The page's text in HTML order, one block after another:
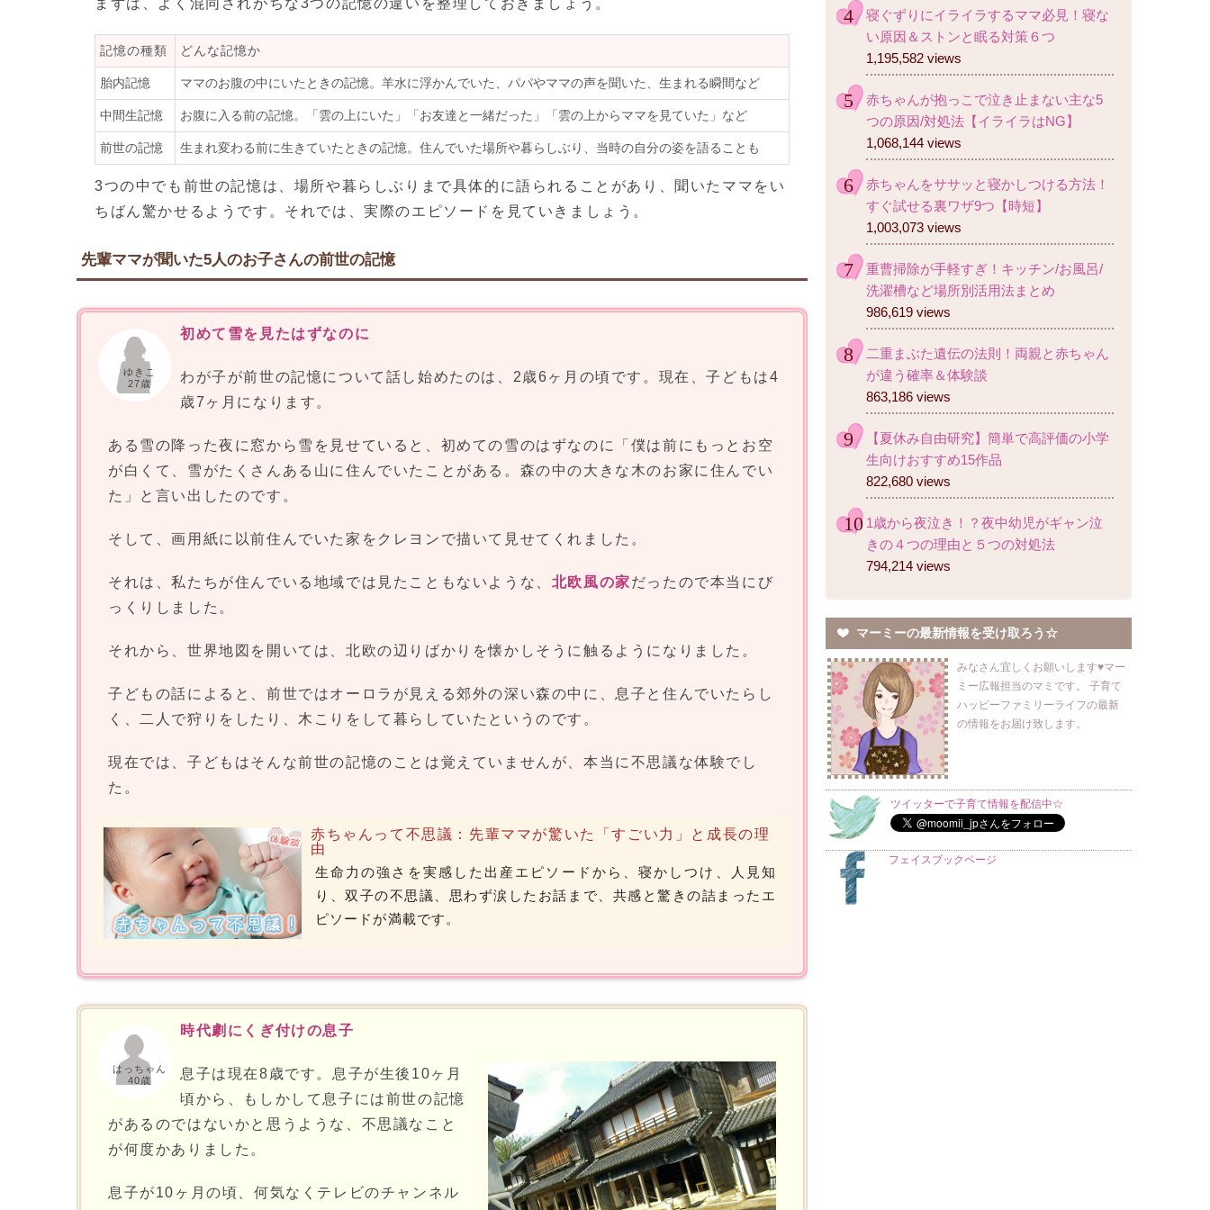
まずは、よく混同されがちな3つの記憶の違いを整理しておきましょう。
記憶の種類 どんな記憶か
胎内記憶 ママのお腹の中にいたときの記憶。羊水に浮かんでいた、パパやママの声を聞いた、生まれる瞬間など
中間生記憶 お腹に入る前の記憶。「雲の上にいた」「お友達と一緒だった」「雲の上からママを見ていた」など
前世の記憶 生まれ変わる前に生きていたときの記憶。住んでいた場所や暮らしぶり、当時の自分の姿を語ることも
3つの中でも前世の記憶は、場所や暮らしぶりまで具体的に語られることがあり、聞いたママをい
ちばん驚かせるようです。それでは、実際のエピソードを見ていきましょう。
先輩ママが聞いた5人のお子さんの前世の記憶
ゆきこ
27歳
初めて雪を見たはずなのに
わが子が前世の記憶について話し始めたのは、2歳6ヶ月の頃です。現在、子どもは4
歳7ヶ月になります。
ある雪の降った夜に窓から雪を見せていると、初めての雪のはずなのに「僕は前にもっとお空
が白くて、雪がたくさんある山に住んでいたことがある。森の中の大きな木のお家に住んでい
た」と言い出したのです。
そして、画用紙に以前住んでいた家をクレヨンで描いて見せてくれました。
それは、私たちが住んでいる地域では見たこともないような、 北欧風の家だったので本当にび
っくりしました。
それから、世界地図を開いては、北欧の辺りばかりを懐かしそうに触るようになりました。
子どもの話によると、前世ではオーロラが見える郊外の深い森の中に、息子と住んでいたらし
く、二人で狩りをしたり、木こりをして暮らしていたというのです。
現在では、子どもはそんな前世の記憶のことは覚えていませんが、本当に不思議な体験でし
た。
赤ちゃんって不思議：先輩ママが驚いた「すごい力」と成長の理
由
生命力の強さを実感した出産エピソードから、寝かしつけ、人見知
り、双子の不思議、思わず涙したお話まで、共感と驚きの詰まったエ
ピソードが満載です。
はっちゃん
40歳
時代劇にくぎ付けの息子
息子は現在8歳です。息子が生後10ヶ月
頃から、もしかして息子には前世の記憶
があるのではないかと思うような、不思議なこと
が何度かありました。
息子が10ヶ月の頃、何気なくテレビのチャンネル
寝ぐずりにイライラするママ必見！寝な
い原因＆ストンと眠る対策６つ
1,195,582 views
赤ちゃんが抱っこで泣き止まない主な5
つの原因/対処法【イライラはNG】
1,068,144 views
赤ちゃんをササッと寝かしつける方法！
すぐ試せる裏ワザ9つ【時短】
1,003,073 views
重曹掃除が手軽すぎ！キッチン/お風呂/
洗濯槽など場所別活用法まとめ
986,619 views
二重まぶた遺伝の法則！両親と赤ちゃん
が違う確率＆体験談
863,186 views
【夏休み自由研究】簡単で高評価の小学
生向けおすすめ15作品
822,680 views
1歳から夜泣き！？夜中幼児がギャン泣
きの４つの理由と５つの対処法
794,214 views
マーミーの最新情報を受け取ろう☆
みなさん宜しくお願いします♥マー
ミー広報担当のマミです。 子育て
ハッピーファミリーライフの最新
の情報をお届け致します。
ツイッターで子育て情報を配信中☆
フェイスブックページ